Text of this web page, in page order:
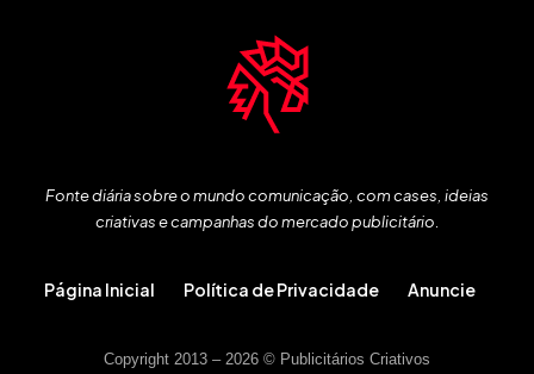
Fonte diária sobre o mundo comunicação, com cases, ideias
criativas e campanhas do mercado publicitário.
Página Inicial Política de Privacidade Anuncie
Copyright 2013 – 2026 © Publicitários Criativos